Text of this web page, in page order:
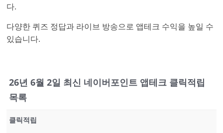
다.
다양한 퀴즈 정답과 라이브 방송으로 앱테크 수익을 높일 수
있습니다.
26년 6월 2일 최신 네이버포인트 앱테크 클릭적립
목록
클릭적립